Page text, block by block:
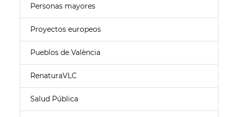
Personas mayores
Proyectos europeos
Pueblos de València
RenaturaVLC
Salud Pública